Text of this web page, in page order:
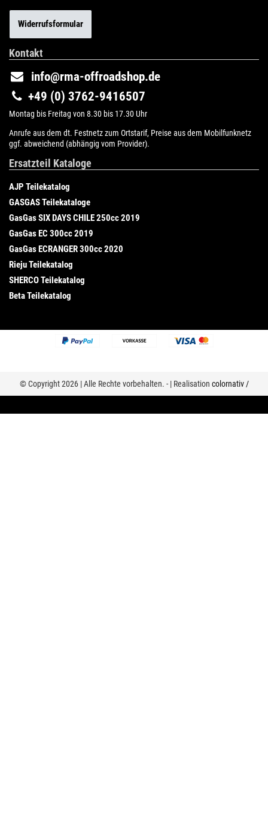
Widerrufsformular
Kontakt
info@rma-offroadshop.de
+49 (0) 3762-9416507
Montag bis Freitag von 8.30 bis 17.30 Uhr
Anrufe aus dem dt. Festnetz zum Ortstarif, Preise aus dem Mobilfunknetz
ggf. abweichend (abhängig vom Provider).
Ersatzteil Kataloge
AJP Teilekatalog
GASGAS Teilekataloge
GasGas SIX DAYS CHILE 250cc 2019
GasGas EC 300cc 2019
GasGas ECRANGER 300cc 2020
Rieju Teilekatalog
SHERCO Teilekatalog
Beta Teilekatalog
© Copyright 2026 | Alle Rechte vorbehalten. - | Realisation colornativ /